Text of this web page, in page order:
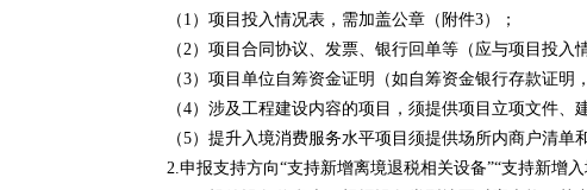
（1）项目投入情况表，需加盖公章（附件3）；
（2）项目合同协议、发票、银行回单等（应与项目投入情
（3）项目单位自筹资金证明（如自筹资金银行存款证明
（4）涉及工程建设内容的项目，须提供项目立项文件、
（5）提升入境消费服务水平项目须提供场所内商户清单和
2.申报支持方向“支持新增离境退税相关设备”“支持新增入